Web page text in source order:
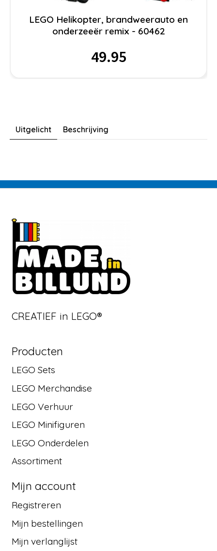
LEGO Helikopter, brandweerauto en
onderzeeër remix - 60462
49.95
Uitgelicht Beschrijving
CREATIEF in LEGO®
Producten
LEGO Sets
LEGO Merchandise
LEGO Verhuur
LEGO Minifiguren
LEGO Onderdelen
Assortiment
Mijn account
Registreren
Mijn bestellingen
Mijn verlanglijst